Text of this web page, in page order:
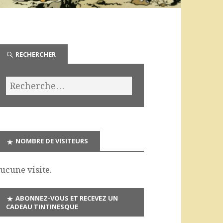
RECHERCHER
NOMBRE DE VISITEURS
visite.
ABONNEZ-VOUS ET RECEVEZ UN
CADEAU TINTINESQUE